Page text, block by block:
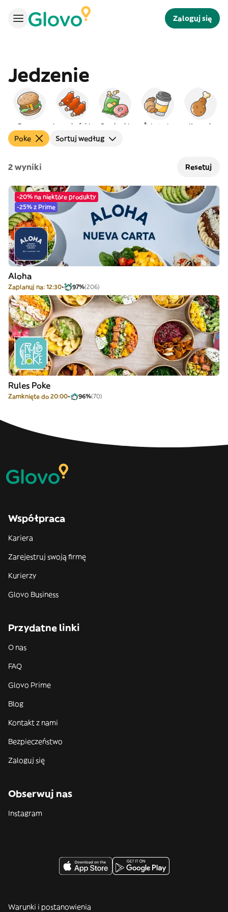
Zaloguj się
Jedzenie
Burgery Amerykańskie Przekąski Śniadanie Kurczak
Poke Sortuj według
2 wyniki Resetuj
-20% na niektóre produkty
-25% z Prime
Aloha
Zaplanuj na: 12:30 97%(206)
Rules Poke
Zamknięte do 20:00 96%(70)
Współpraca
Kariera
Zarejestruj swoją firmę
Kurierzy
Glovo Business
Przydatne linki
O nas
FAQ
Glovo Prime
Blog
Kontakt z nami
Bezpieczeństwo
Zaloguj się
Obserwuj nas
Instagram
Warunki i postanowienia